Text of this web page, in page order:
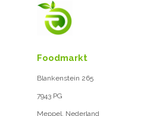
Foodmarkt
Blankenstein 265
7943 PG
Meppel, Nederland